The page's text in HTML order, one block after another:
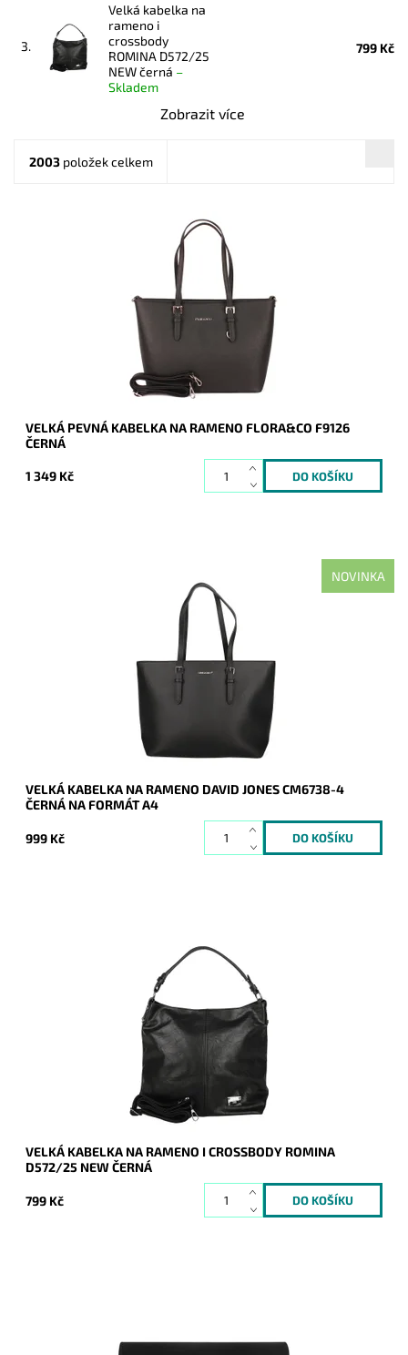
3.
Velká kabelka na
rameno i
crossbody
ROMINA D572/25
NEW černá –
Skladem
799 Kč
Zobrazit více
2003 položek celkem
Pevná velká elegantní kabelka do ruky i na rameno značky
FLORA&CO se stříbrnými doplňky.
1429
FLORA&CO
2 roky
VELKÁ PEVNÁ KABELKA NA RAMENO FLORA&CO F9126
ČERNÁ
1 349 Kč
NOVINKA
Nejprodávanější kabelka roku 2025 - velká černá kabelka na
rameno na formát A4 s neděleným vnitřním prostorem.
21135
David Jones Paris
2 roky
VELKÁ KABELKA NA RAMENO DAVID JONES CM6738-4
ČERNÁ NA FORMÁT A4
999 Kč
Jedna z nejprodávanějších kabelek roku 2024 a 2025 je zpět
a v novém designu - je doplněna o aplikaci značky na čelní
Skladem
20939
ROMINA&CO
2 roky
VELKÁ KABELKA NA RAMENO I CROSSBODY ROMINA
D572/25 NEW ČERNÁ
799 Kč
9200